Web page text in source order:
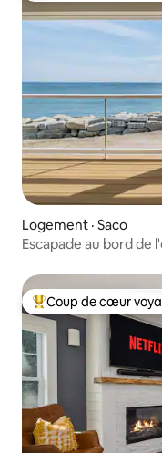
Logement · Saco
Escapade au bord de
Coup de cœur
Coup de cœur